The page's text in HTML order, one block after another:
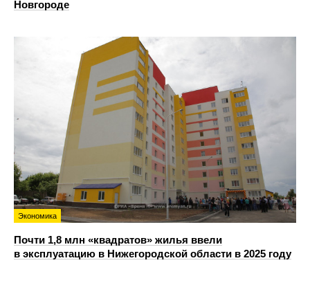
Новгороде
Экономика
Почти 1,8 млн «квадратов» жилья ввели
в эксплуатацию в Нижегородской области в 2025 году